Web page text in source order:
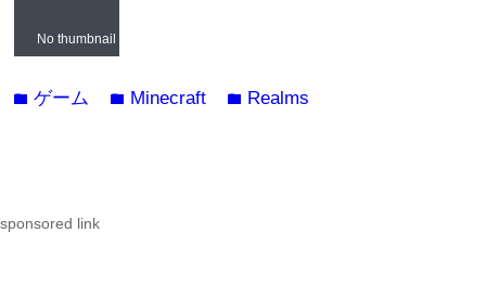
No thumbnail
folderゲーム folder Minecraft folder Realms
sponsored link